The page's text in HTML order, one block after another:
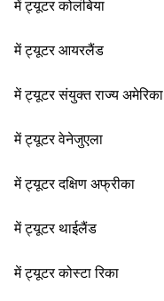
में ट्यूटर कोलंबिया
में ट्यूटर आयरलैंड
में ट्यूटर संयुक्त राज्य अमेरिका
में ट्यूटर वेनेजुएला
में ट्यूटर दक्षिण अफ्रीका
में ट्यूटर थाईलैंड
में ट्यूटर कोस्टा रिका